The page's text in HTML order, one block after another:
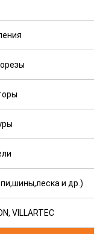
и др.)
VILLARTEC